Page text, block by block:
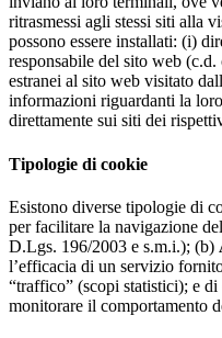
ritrasmessi agli stessi siti alla
possono essere installati: (i)
responsabile del sito web
estranei al sito web visitato
informazioni riguardanti la
direttamente sui siti dei
Tipologie di cookie
Esistono diverse tipologie di
per facilitare la navigazione
D.Lgs. 196/2003 e s.m.i.); (b)
l’efficacia di un servizio
“traffico” (scopi statistici); e di
monitorare il comportamento